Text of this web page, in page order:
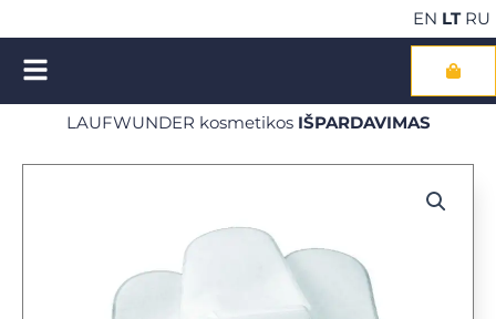
prie
turinio
EN LT RU
Cart
NEMOKAMAS pristatymas perkant kosmetiką už €100
LAUFWUNDER kosmetikos IŠPARDAVIMAS